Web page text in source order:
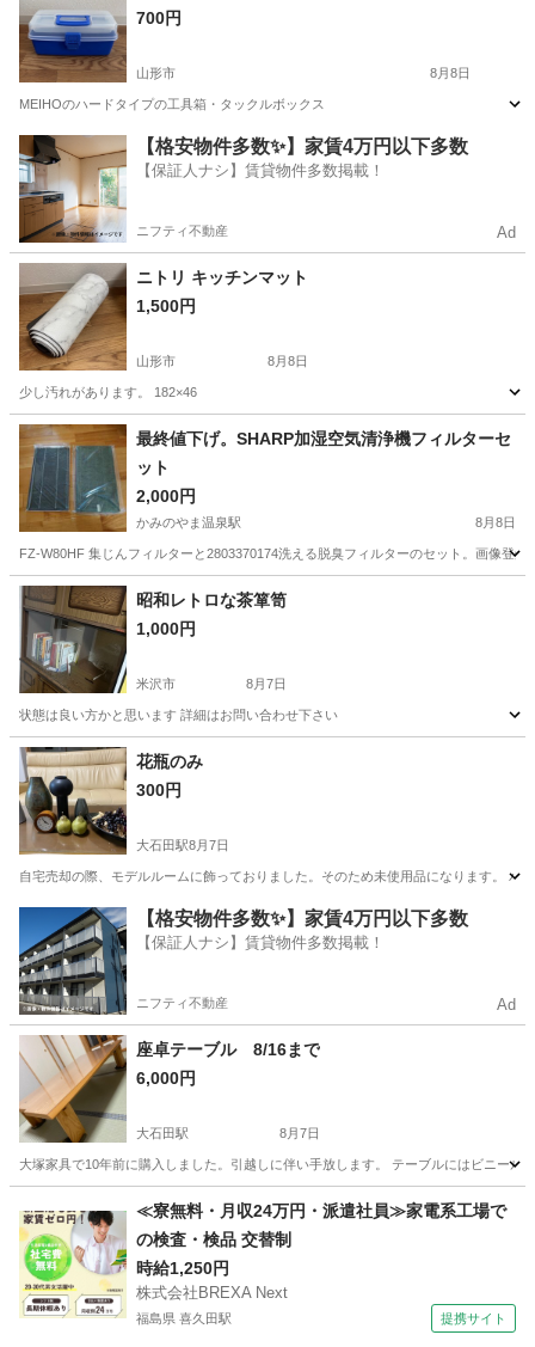
700円
山形市 8月8日
MEIHOのハードタイプの工具箱・タックルボックス
山形 山形市 収納家具
【格安物件多数✨】家賃4万円以下多数
【保証人ナシ】賃貸物件多数掲載！
ニフティ不動産 Ad
ニトリ キッチンマット
1,500円
山形市 8月8日
少し汚れがあります。 182×46
山形 山形市 カーペット/マット/ラグ マット
最終値下げ。SHARP加湿空気清浄機フィルターセ
ット
2,000円
かみのやま温泉駅 8月8日
FZ-W80HF 集じんフィルターと2803370174洗える脱臭フィルターのセット。画像登
山形 山形市 かみのやま温泉駅 家具
昭和レトロな茶箪笥
1,000円
米沢市 8月7日
状態は良い方かと思います 詳細はお問い合わせ下さい
山形 米沢市 家具
花瓶のみ
300円
大石田駅8月7日
自宅売却の際、モデルルームに飾っておりました。そのため未使用品になります。
北村山郡 大石田駅 インテリア雑貨/小物 バラ
【格安物件多数✨】家賃4万円以下多数
【保証人ナシ】賃貸物件多数掲載！
ニフティ不動産 Ad
座卓テーブル 8/16まで
6,000円
大石田駅 8月7日
大塚家具で10年前に購入しました。引越しに伴い手放します。 テーブルにはビニー
大石田駅 テーブル
≪寮無料・月収24万円・派遣社員≫家電系工場で
の検査・検品 交替制
時給1,250円
株式会社BREXA Next
福島県 喜久田駅 提携サイト